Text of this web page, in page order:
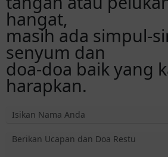
hangat,
masih ada simpul-
senyum dan
doa-doa baik yang
harapkan.